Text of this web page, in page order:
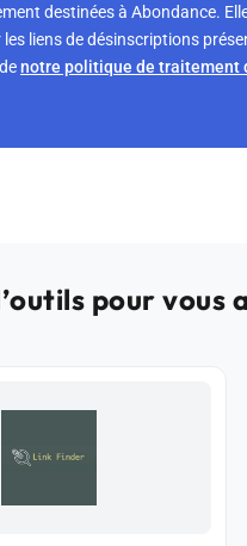
destinées à Abondance.
liens de désinscriptions
notre politique de traitement
pour vous